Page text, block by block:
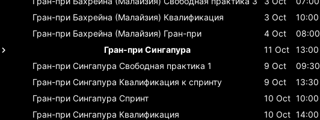
Гран-при Бахрейна (Малайзия) Квалификация 3 Oct
10:00
Гран-при Бахрейна (Малайзия) Гран-при 4 Oct
08:00
Гран-при Сингапура
11 Oct
13:00
Гран-при Сингапура Свободная практика 1 9 Oct
09:30
Гран-при Сингапура Квалификация к спринту 9 Oct
13:30
Гран-при Сингапура Спринт 10 Oct 10:00
Гран-при Сингапура Квалификация 10 Oct 14:00